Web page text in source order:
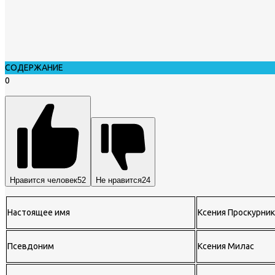
СОДЕРЖАНИЕ
0
Нравится человек52 Не нравится24
Настоящее имя Ксения
Псевдоним Ксения Милас